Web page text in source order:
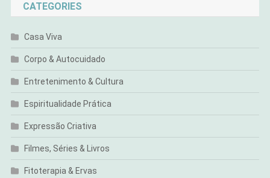
CATEGORIES
Casa Viva
Corpo & Autocuidado
Entretenimento & Cultura
Espiritualidade Prática
Expressão Criativa
Filmes, Séries & Livros
Fitoterapia & Ervas